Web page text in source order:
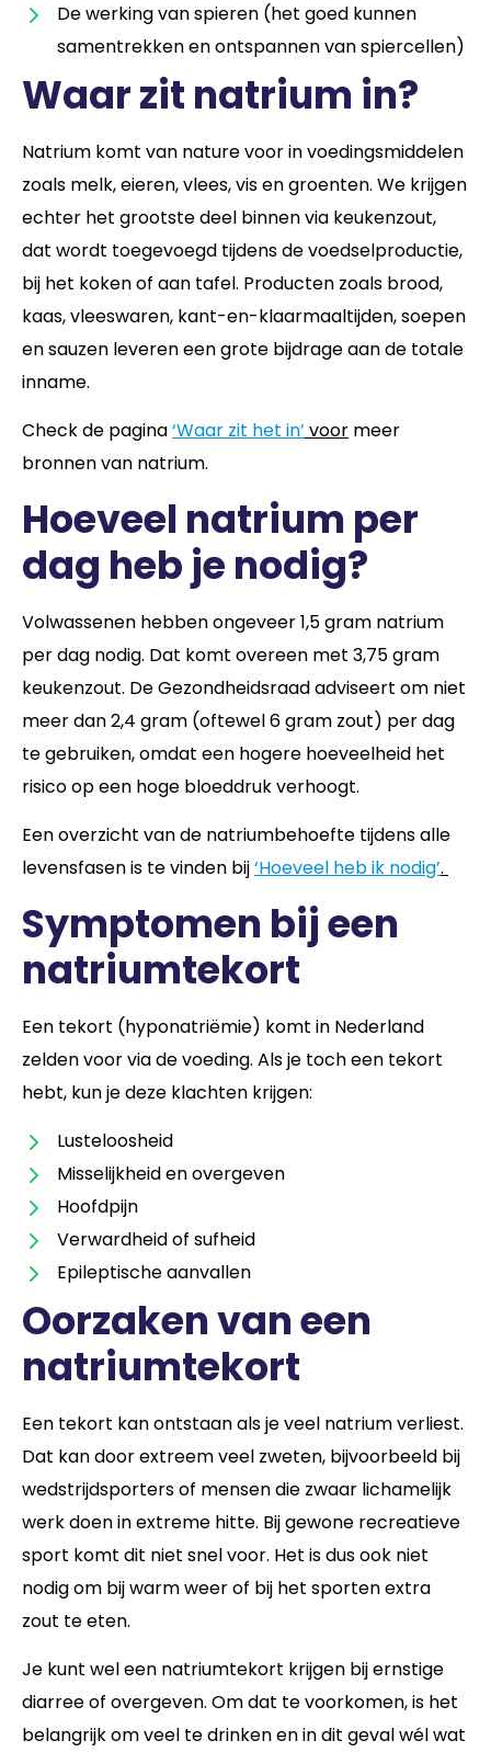
De werking van spieren (het goed kunnen
samentrekken en ontspannen van spiercellen)
Waar zit natrium in?
Natrium komt van nature voor in voedingsmiddelen
zoals melk, eieren, vlees, vis en groenten. We krijgen
echter het grootste deel binnen via keukenzout,
dat wordt toegevoegd tijdens de voedselproductie,
bij het koken of aan tafel. Producten zoals brood,
kaas, vleeswaren, kant-en-klaarmaaltijden, soepen
en sauzen leveren een grote bijdrage aan de totale
inname.
Check de pagina‘Waar zit het in’ voor meer
bronnen van natrium.
Hoeveel natrium per
dag heb je nodig?
Volwassenen hebben ongeveer 1,5 gram natrium
per dag nodig. Dat komt overeen met 3,75 gram
keukenzout. De Gezondheidsraad adviseert om niet
meer dan 2,4 gram (oftewel 6 gram zout) per dag
te gebruiken, omdat een hogere hoeveelheid het
risico op een hoge bloeddruk verhoogt.
Een overzicht van de natriumbehoefte tijdens alle
levensfasen is te vinden bij‘Hoeveel heb ik nodig’.
Symptomen bij een
natriumtekort
Een tekort (hyponatriëmie) komt in Nederland
zelden voor via de voeding. Als je toch een tekort
hebt, kun je deze klachten krijgen:
Lusteloosheid
Misselijkheid en overgeven
Hoofdpijn
Verwardheid of sufheid
Epileptische aanvallen
Oorzaken van een
natriumtekort
Een tekort kan ontstaan als je veel natrium verliest.
Dat kan door extreem veel zweten, bijvoorbeeld bij
wedstrijdsporters of mensen die zwaar lichamelijk
werk doen in extreme hitte. Bij gewone recreatieve
sport komt dit niet snel voor. Het is dus ook niet
nodig om bij warm weer of bij het sporten extra
zout te eten.
Je kunt wel een natriumtekort krijgen bij ernstige
diarree of overgeven. Om dat te voorkomen, is het
belangrijk om veel te drinken en in dit geval wél wat